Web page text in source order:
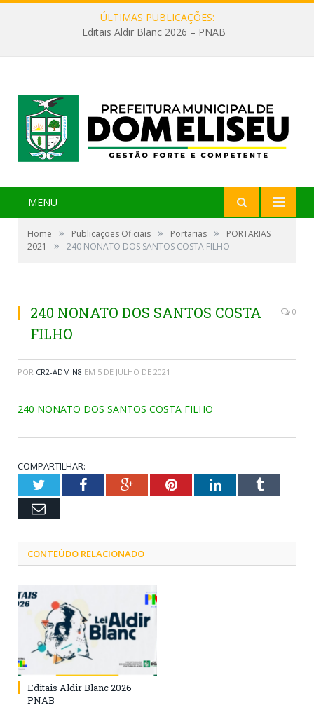
ÚLTIMAS PUBLICAÇÕES:
Editais Aldir Blanc 2026 – PNAB
MENU
Home » Publicações Oficiais » Portarias »
PORTARIAS
2021
» 240 NONATO DOS SANTOS COSTA FILHO
240 NONATO DOS SANTOS COSTA
FILHO
0
POR CR2-ADMIN8 EM 5 DE JULHO DE 2021
240 NONATO DOS SANTOS COSTA FILHO
COMPARTILHAR:
TwitterFacebookGoogle+PinterestLinkedInTumblr
Email
CONTEÚDO RELACIONADO
Editais Aldir Blanc 2026 –
PNAB